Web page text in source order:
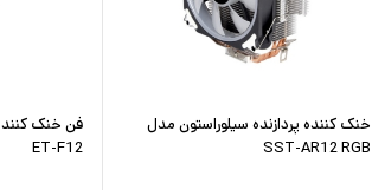
خنک کننده پردازنده سیلوراستون مدل
SST-AR12 RGB
فن خنک
ET-F12